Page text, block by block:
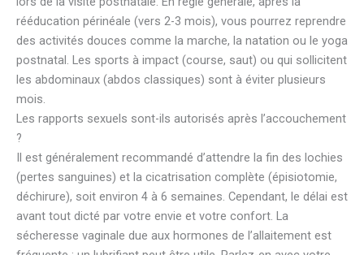
rééducation périnéale (vers 2-3 mois), vous pourrez reprendre
des activités douces comme la marche, la natation ou le yoga
postnatal. Les sports à impact (course, saut) ou qui sollicitent
les abdominaux (abdos classiques) sont à éviter plusieurs
mois.
Les rapports sexuels sont-ils autorisés après l’accouchement
?
Il est généralement recommandé d’attendre la fin des lochies
(pertes sanguines) et la cicatrisation complète (épisiotomie,
déchirure), soit environ 4 à 6 semaines. Cependant, le délai est
avant tout dicté par votre envie et votre confort. La
sécheresse vaginale due aux hormones de l’allaitement est